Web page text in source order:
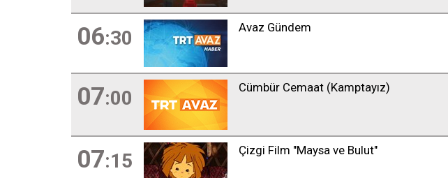
06:30 Avaz Gündem
07:00 Cümbür Cemaat (Kamptayız)
07:15 Çizgi Film "Maysa ve Bulut"